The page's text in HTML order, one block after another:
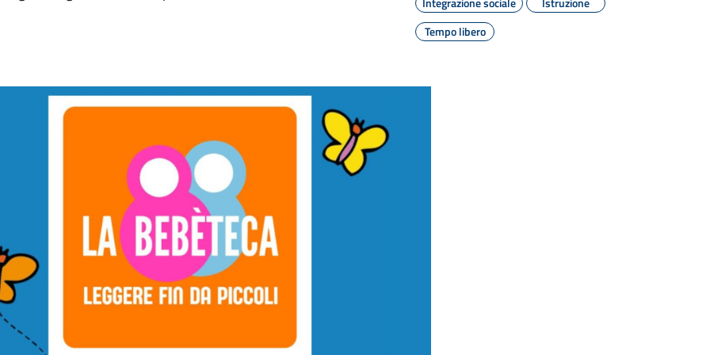
Tempo libero